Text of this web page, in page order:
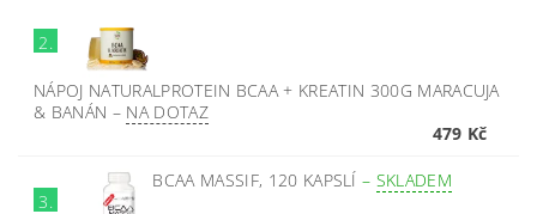
2.
NÁPOJ NATURALPROTEIN BCAA + KREATIN 300G MARACUJA
& BANÁN – NA DOTAZ
479 Kč
3.
BCAA MASSIF, 120 KAPSLÍ– SKLADEM